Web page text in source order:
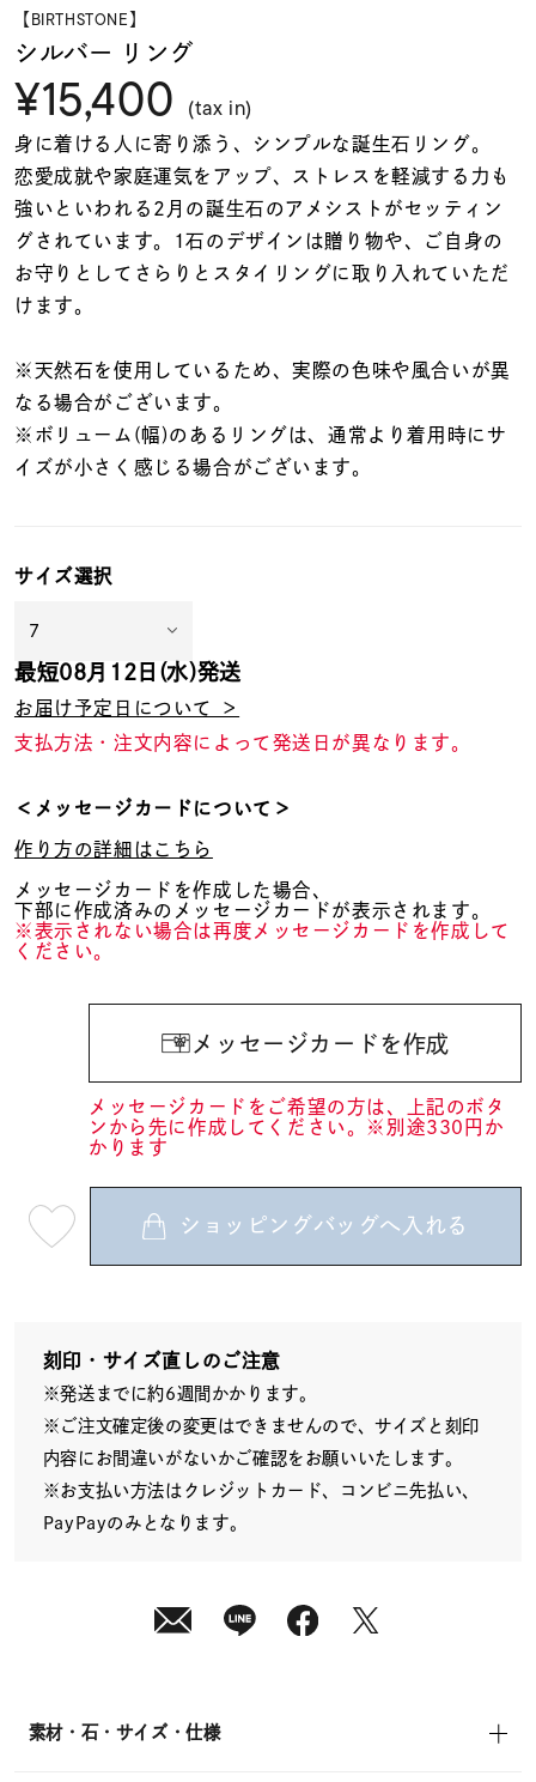
ファッションテイス
ト
着用シーン
コレクション
レディース
メンズ
リングサイズ
～
在庫
【BIRTHSTONE】
シルバー リング
¥15,400 (tax in)
身に着ける人に寄り添う、シンプルな誕生石リング。
恋愛成就や家庭運気をアップ、ストレスを軽減する力も
強いといわれる2月の誕生石のアメシストがセッティン
グされています。1石のデザインは贈り物や、ご自身の
お守りとしてさらりとスタイリングに取り入れていただ
けます。
※天然石を使用しているため、実際の色味や風合いが異
なる場合がございます。
※ボリューム(幅)のあるリングは、通常より着用時にサ
イズが小さく感じる場合がございます。
サイズ選択
最短08月12日(水)発送
お届け予定日について ＞
支払方法・注文内容によって発送日が異なります。
＜メッセージカードについて＞
作り方の詳細はこちら
メッセージカードを作成した場合、
下部に作成済みのメッセージカードが表示されます。
※表示されない場合は再度メッセージカードを作成して
ください。
メッセージカードを作成
メッセージカードをご希望の方は、上記のボタ
ンから先に作成してください。※別途330円か
かります
08
送
¥15,400 (tax
in)
ショッピングバッグへ入れる
刻印・サイズ直しのご注意
※発送までに約6週間かかります。
※ご注文確定後の変更はできませんので、サイズと刻印
内容にお間違いがないかご確認をお願いいたします。
※お支払い方法はクレジットカード、コンビニ先払い、
PayPayのみとなります。
素材・石・サイズ・仕様